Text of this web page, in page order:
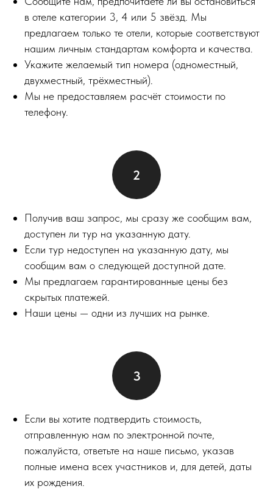
в отеле категории 3, 4 или 5 звёзд. Мы
предлагаем только те отели, которые соответствуют
нашим личным стандартам комфорта и качества.
Укажите желаемый тип номера (одноместный,
двухместный, трёхместный).
Мы не предоставляем расчёт стоимости по
телефону.
Получив ваш запрос, мы сразу же сообщим вам,
доступен ли тур на указанную дату.
Если тур недоступен на указанную дату, мы
сообщим вам о следующей доступной дате.
Мы предлагаем гарантированные цены без
скрытых платежей.
Наши цены — одни из лучших на рынке.
Если вы хотите подтвердить стоимость,
отправленную нам по электронной почте,
пожалуйста, ответьте на наше письмо, указав
полные имена всех участников и, для детей, даты
их рождения.